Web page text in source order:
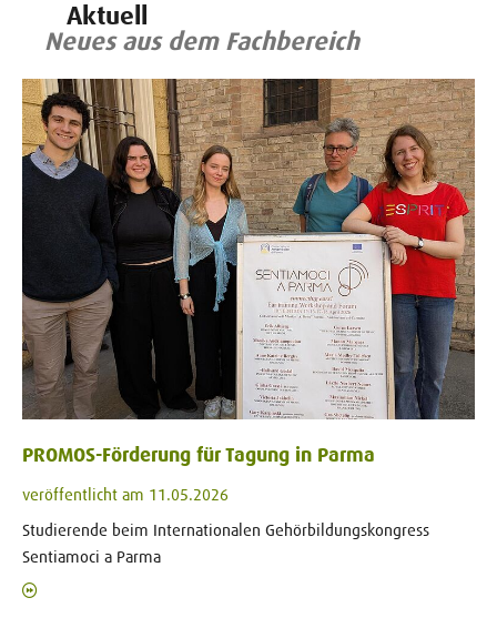
Aktuell
Neues aus dem Fachbereich
PROMOS-Förderung für Tagung in Parma
veröffentlicht am 11.05.2026
Studierende beim Internationalen Gehörbildungskongress
Sentiamoci a Parma